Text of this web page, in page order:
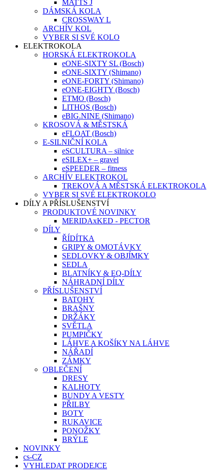
MATTS J
DÁMSKÁ KOLA
CROSSWAY L
ARCHÍV KOL
VYBER SI SVÉ KOLO
ELEKTROKOLA
HORSKÁ ELEKTROKOLA
eONE-SIXTY SL (Bosch)
eONE-SIXTY (Shimano)
eONE-FORTY (Shimano)
eONE-EIGHTY (Bosch)
ETMO (Bosch)
LITHOS (Bosch)
eBIG.NINE (Shimano)
KROSOVÁ & MĚSTSKÁ
eFLOAT (Bosch)
E-SILNIČNÍ KOLA
eSCULTURA – silnice
eSILEX+ – gravel
eSPEEDER – fitness
ARCHÍV ELEKTROKOL
TREKOVÁ A MĚSTSKÁ ELEKTROKOLA
VYBER SI SVÉ ELEKTROKOLO
DÍLY A PŘÍSLUŠENSTVÍ
PRODUKTOVÉ NOVINKY
MERIDAxKED - PECTOR
DÍLY
ŘÍDÍTKA
GRIPY & OMOTÁVKY
SEDLOVKY & OBJÍMKY
SEDLA
BLATNÍKY & EQ-DÍLY
NÁHRADNÍ DÍLY
PŘÍSLUŠENSTVÍ
BATOHY
BRAŠNY
DRŽÁKY
SVĚTLA
PUMPIČKY
LÁHVE A KOŠÍKY NA LÁHVE
NÁŘADÍ
ZÁMKY
OBLEČENÍ
DRESY
KALHOTY
BUNDY A VESTY
PŘILBY
BOTY
RUKAVICE
PONOŽKY
BRÝLE
NOVINKY
cs-CZ
VYHLEDAT PRODEJCE